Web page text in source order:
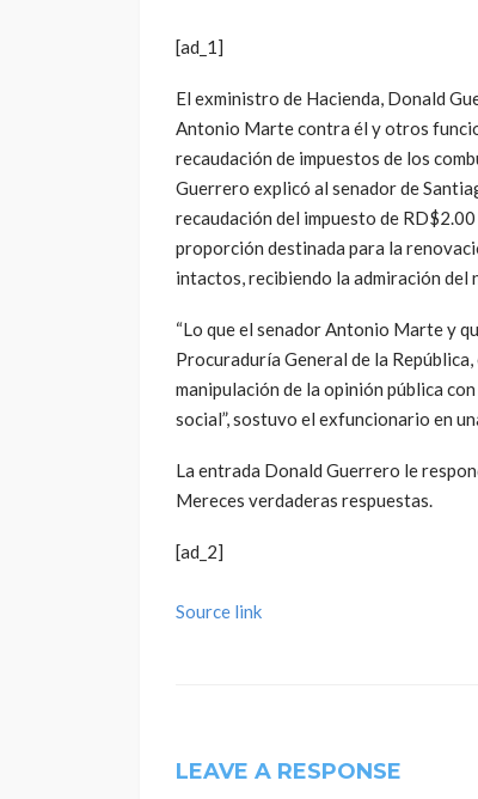
[ad_1]
El exministro de Hacienda, Donald
Antonio Marte contra él y otros
recaudación de impuestos de los
Guerrero explicó al senador de
recaudación del impuesto de
proporción destinada para la
intactos, recibiendo la admiración del
“Lo que el senador Antonio Marte y
Procuraduría General de la
manipulación de la opinión pública
social”, sostuvo el exfuncionario en
La entrada Donald Guerrero le
Mereces verdaderas respuestas.
[ad_2]
Source link
LEAVE A RESPONSE